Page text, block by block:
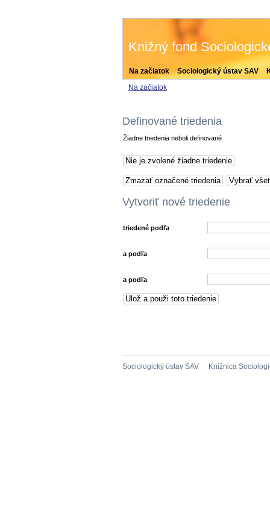
Na začiatok Sociologický ústav SAV
Knižný fond
Na začiatok
Definované triedenia
Žiadne triedenia neboli definované
Vytvoriť nové triedenie
triedené podľa
a podľa
a podľa
Sociologický ústav SAV Knižnica